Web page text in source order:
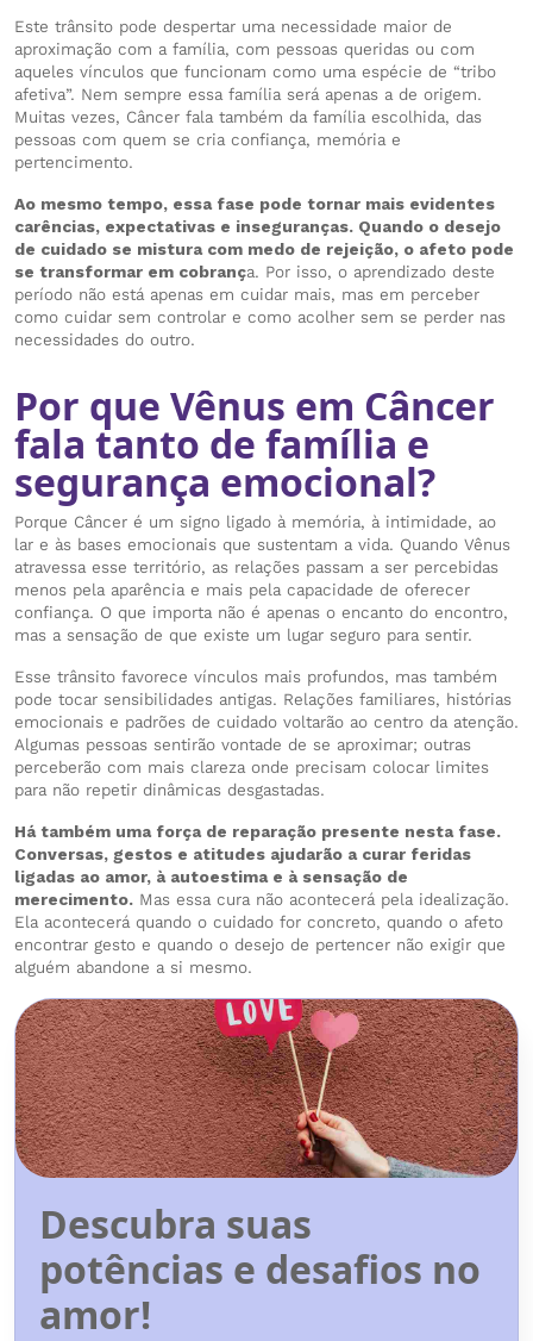
Este trânsito pode despertar uma necessidade maior de
aproximação com a família, com pessoas queridas ou com
aqueles vínculos que funcionam como uma espécie de “tribo
afetiva”. Nem sempre essa família será apenas a de origem.
Muitas vezes, Câncer fala também da família escolhida, das
pessoas com quem se cria confiança, memória e
pertencimento.
Ao mesmo tempo, essa fase pode tornar mais evidentes
carências, expectativas e inseguranças. Quando o desejo
de cuidado se mistura com medo de rejeição, o afeto pode
se transformar em cobrança. Por isso, o aprendizado deste
período não está apenas em cuidar mais, mas em perceber
como cuidar sem controlar e como acolher sem se perder nas
necessidades do outro.
Por que Vênus em Câncer
fala tanto de família e
segurança emocional?
Porque Câncer é um signo ligado à memória, à intimidade, ao
lar e às bases emocionais que sustentam a vida. Quando Vênus
atravessa esse território, as relações passam a ser percebidas
menos pela aparência e mais pela capacidade de oferecer
confiança. O que importa não é apenas o encanto do encontro,
mas a sensação de que existe um lugar seguro para sentir.
Esse trânsito favorece vínculos mais profundos, mas também
pode tocar sensibilidades antigas. Relações familiares, histórias
emocionais e padrões de cuidado voltarão ao centro da atenção.
Algumas pessoas sentirão vontade de se aproximar; outras
perceberão com mais clareza onde precisam colocar limites
para não repetir dinâmicas desgastadas.
Há também uma força de reparação presente nesta fase.
Conversas, gestos e atitudes ajudarão a curar feridas
ligadas ao amor, à autoestima e à sensação de
merecimento. Mas essa cura não acontecerá pela idealização.
Ela acontecerá quando o cuidado for concreto, quando o afeto
encontrar gesto e quando o desejo de pertencer não exigir que
alguém abandone a si mesmo.
Descubra suas
potências e desafios no
amor!